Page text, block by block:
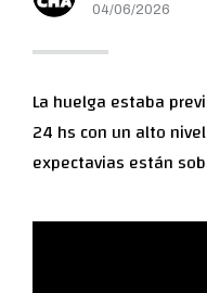
04/06/2026
La huelga estaba
24 hs con un alto
expectavias están